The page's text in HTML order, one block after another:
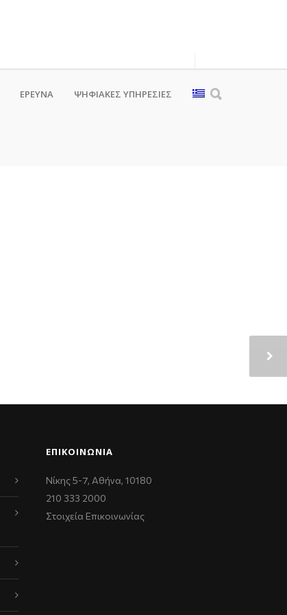
ΕΡΕΥΝΑ ΨΗΦΙΑΚΈΣ ΥΠΗΡΕΣΊΕΣ
ΕΠΙΚΟΙΝΩΝΊΑ
Νίκης 5-7, Αθήνα, 10180
210 333 2000
Στοιχεία Επικοινωνίας